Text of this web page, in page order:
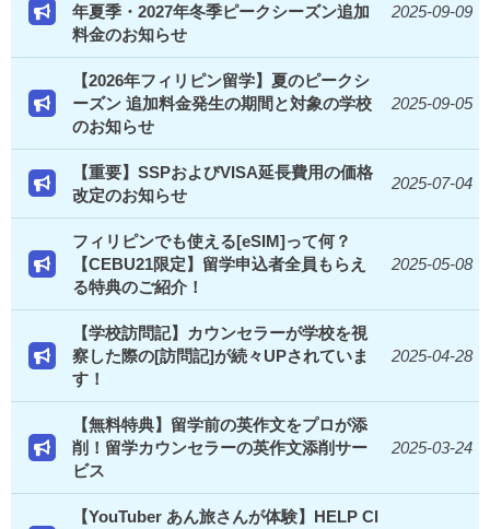
年夏季・2027年冬季ピークシーズン追加
料金のお知らせ
2025-09-09
【2026年フィリピン留学】夏のピークシ
ーズン 追加料金発生の期間と対象の学校
のお知らせ
2025-09-05
【重要】SSPおよびVISA延長費用の価格
改定のお知らせ
2025-07-04
フィリピンでも使える[eSIM]って何？
【CEBU21限定】留学申込者全員もらえ
る特典のご紹介！
2025-05-08
【学校訪問記】カウンセラーが学校を視
察した際の[訪問記]が続々UPされていま
す！
2025-04-28
【無料特典】留学前の英作文をプロが添
削！留学カウンセラーの英作文添削サー
ビス
2025-03-24
【YouTuber あん旅さんが体験】HELP Cl